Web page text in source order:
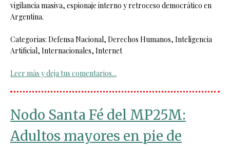
vigilancia masiva, espionaje interno y retroceso democrático en
Argentina.
Categorias: Defensa Nacional, Derechos Humanos, Inteligencia
Artificial, Internacionales, Internet
Leer más y deja tus comentarios...
Nodo Santa Fé del MP25M:
Adultos mayores en pie de